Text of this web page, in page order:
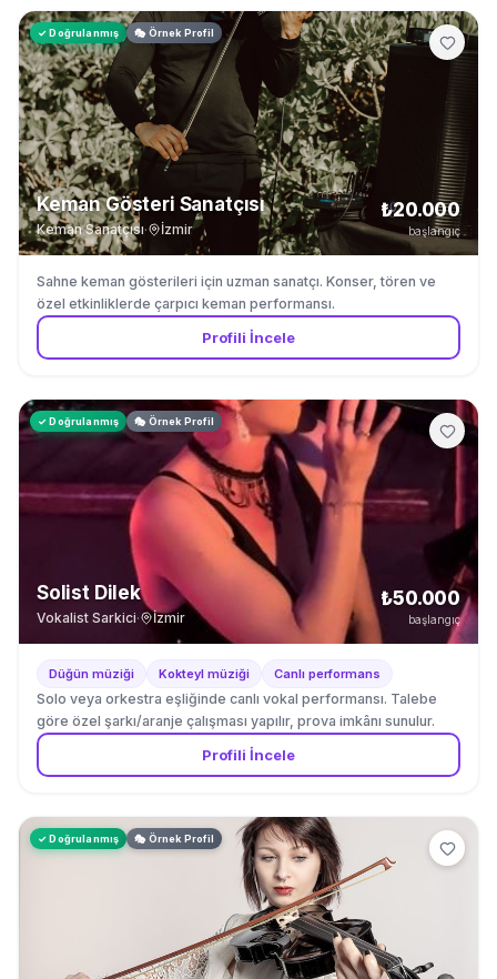
✓ Doğrulanmış 🎭 Örnek Profil
Keman Gösteri Sanatçısı
Keman Sanatçısı· İzmir
₺20.000
başlangıç
Sahne keman gösterileri için uzman sanatçı. Konser, tören ve
özel etkinliklerde çarpıcı keman performansı.
Profili İncele
✓ Doğrulanmış 🎭 Örnek Profil
Solist Dilek
Vokalist Sarkici· İzmir
₺50.000
başlangıç
Düğün müziği Kokteyl müziği Canlı performans
Solo veya orkestra eşliğinde canlı vokal performansı. Talebe
göre özel şarkı/aranje çalışması yapılır, prova imkânı sunulur.
Profili İncele
✓ Doğrulanmış 🎭 Örnek Profil